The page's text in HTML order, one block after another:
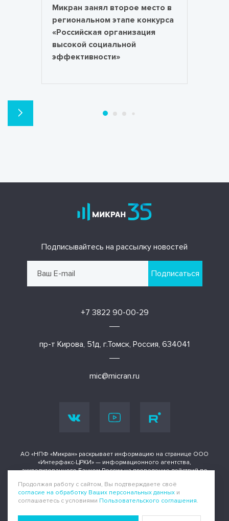
Микран занял второе место в
региональном этапе конкурса
«Российская организация
высокой социальной
эффективности»
Подписывайтесь на рассылку новостей
Подписаться
+7 3822 90-00-29
mic@micran.ru
пр-т Кирова, 51д, г.Томск, Россия, 634041
АО «НПФ «Микран» раскрывает информацию на странице ООО
«Интерфакс-ЦРКИ» — информационного агентства,
аккредитованного Банком России на проведение действий по
инструментах.
Информация доступна по адресу
Продолжая работу с сайтом, Вы подтверждаете своё
согласие на обработку Ваших персональных данных и
соглашаетесь с условиями Пользовательского соглашения.